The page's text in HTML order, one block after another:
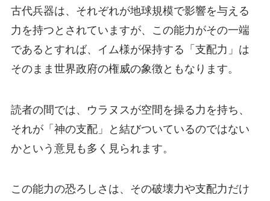
古代兵器は、それぞれが地球規模で影響を与える
力を持つとされていますが、この能力がその一端
であるとすれば、イム様が保持する「支配力」は
そのまま世界政府の権威の象徴ともなります。
読者の間では、ウラヌスが空間を操る力を持ち、
それが「神の支配」と結びついているのではない
かという意見も多く見られます。
この能力の恐ろしさは、その破壊力や支配力だけ